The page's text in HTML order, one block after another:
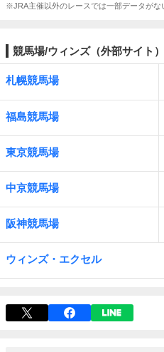
※JRA主催以外のレースでは一部データがな
競馬場/ウィンズ（外部サイト）
札幌競馬場
福島競馬場
東京競馬場
中京競馬場
阪神競馬場
ウィンズ・エクセル